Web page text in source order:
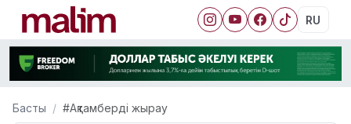
RU
Басты #Ақтамберді жырау